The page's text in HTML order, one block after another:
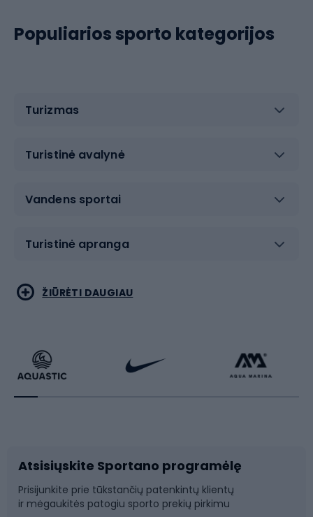
Populiarios sporto kategorijos
Turizmas
Turistinė avalynė
Vandens sportai
Turistinė apranga
Bėgimas
Dviratininkų apranga
Dviračių dalys
Laipiojimas
Koviniai sportai
Rakečių sportas
Rogutės ir čiuožynės
Snieglenčių sportas
ŽIŪRĖTI DAUGIAU
Atsisiųskite Sportano programėlę
Prisijunkite prie tūkstančių patenkintų klientų
ir mėgaukitės patogiu sporto prekių pirkimu